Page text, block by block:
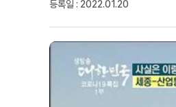
등록일 : 2022.01.20